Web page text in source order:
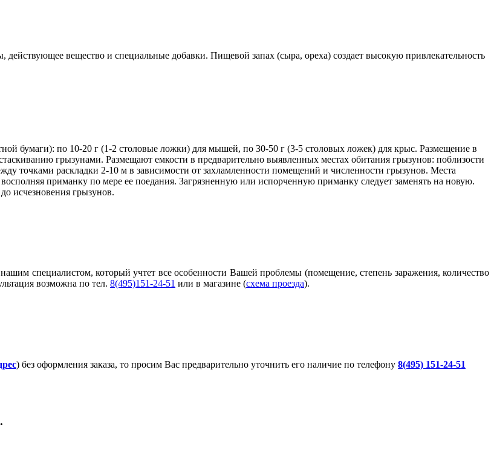
действующее вещество и специальные добавки. Пищевой запах (сыра, ореха) создает высокую привлекательность
бумаги): по 10-20 г (1-2 столовые ложки) для мышей, по 30-50 г (3-5 столовых ложек) для крыс. Размещение в
грызунами. Размещают емкости в предварительно выявленных местах обитания грызунов: поблизости
точками раскладки 2-10 м в зависимости от захламленности помещений и численности грызунов. Места
приманку по мере ее поедания. Загрязненную или испорченную приманку следует заменять на новую.
исчезновения грызунов.
специалистом, который учтет все особенности Вашей проблемы (помещение, степень заражения, количество
возможна по тел. 8(495)151-24-51 или в магазине (схема проезда).
) без оформления заказа, то просим Вас предварительно уточнить его наличие по телефону 8(495) 151-24-51